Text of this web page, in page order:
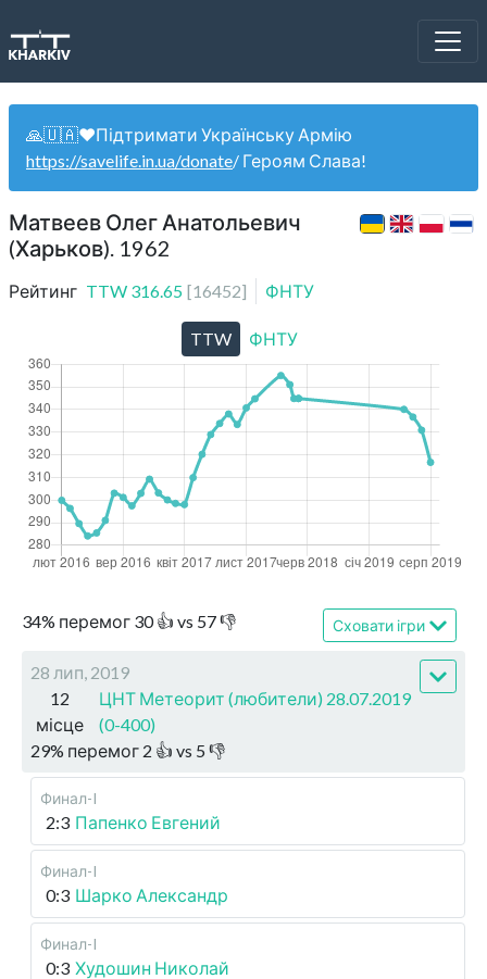
🙏🇺🇦❤️Підтримати Українську Армію
https://savelife.in.ua/donate/ Героям Слава!
Матвеев Олег Анатольевич
(Харьков). 1962
Рейтинг TTW 316.65 [16452] ФНТУ
34% перемог 30👍 vs 57👎 Сховати ігри
28 лип, 2019
12
місце
ЦНТ Метеорит (любители) 28.07.2019
(0-400)
29% перемог 2 👍 vs 5 👎
Финал-I
2:3 Папенко Евгений
Финал-I
0:3 Шарко Александр
Финал-I
0:3 Худошин Николай
TTW ФНТУ